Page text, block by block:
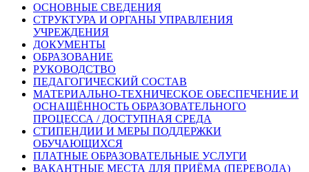
ОСНОВНЫЕ СВЕДЕНИЯ
СТРУКТУРА И ОРГАНЫ УПРАВЛЕНИЯ
УЧРЕЖДЕНИЯ
ДОКУМЕНТЫ
ОБРАЗОВАНИЕ
РУКОВОДСТВО
ПЕДАГОГИЧЕСКИЙ СОСТАВ
МАТЕРИАЛЬНО-ТЕХНИЧЕСКОЕ ОБЕСПЕЧЕНИЕ И
ОСНАЩЁННОСТЬ ОБРАЗОВАТЕЛЬНОГО
ПРОЦЕССА / ДОСТУПНАЯ СРЕДА
СТИПЕНДИИ И МЕРЫ ПОДДЕРЖКИ
ОБУЧАЮЩИХСЯ
ПЛАТНЫЕ ОБРАЗОВАТЕЛЬНЫЕ УСЛУГИ
ВАКАНТНЫЕ МЕСТА ДЛЯ ПРИЁМА (ПЕРЕВОДА)